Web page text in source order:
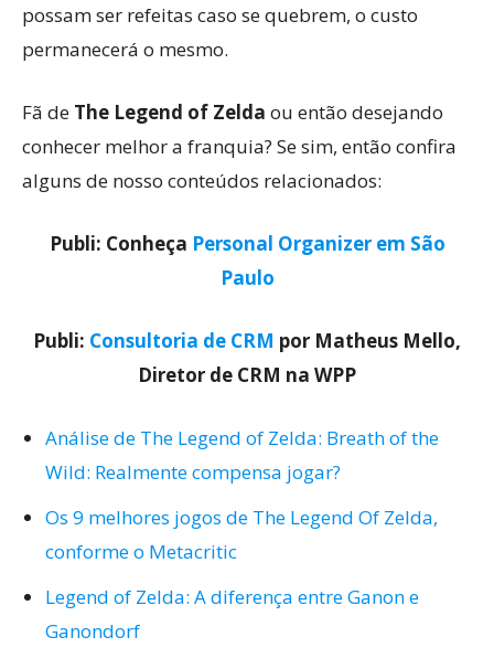
possam ser refeitas caso se quebrem, o custo
permanecerá o mesmo.
Fã de The Legend of Zelda ou então desejando
conhecer melhor a franquia? Se sim, então confira
alguns de nosso conteúdos relacionados:
Publi: Conheça Personal Organizer em São
Paulo
Publi: Consultoria de CRM por Matheus Mello,
Diretor de CRM na WPP
Análise de The Legend of Zelda: Breath of the
Wild: Realmente compensa jogar?
Os 9 melhores jogos de The Legend Of Zelda,
conforme o Metacritic
Legend of Zelda: A diferença entre Ganon e
Ganondorf